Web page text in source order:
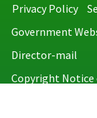
Privacy Policy
Government
Director-mail
Copyright Notice